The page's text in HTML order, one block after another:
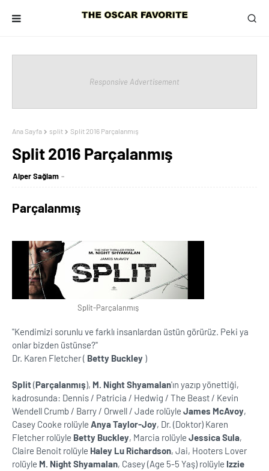
Responsive Advertisement
Ana Sayfa split Split 2016 Parçalanmış
Split 2016 Parçalanmış
Alper Sağlam
Parçalanmış
Split-Parçalanmış
''Kendimizi sorunlu ve farklı insanlardan üstün görürüz. Peki ya
onlar bizden üstünse?''
Dr. Karen Fletcher ( Betty Buckley )
Split(Parçalanmış), M. Night Shyamalan'ın yazıp yönettiği,
kadrosunda: Dennis / Patricia / Hedwig / The Beast / Kevin
Wendell Crumb / Barry / Orwell / Jade rolüyle James McAvoy,
Casey Cooke rolüyle Anya Taylor-Joy, Dr. (Doktor) Karen
Fletcher rolüyle Betty Buckley, Marcia rolüyle Jessica Sula,
Claire Benoit rolüyle Haley Lu Richardson, Jai, Hooters Lover
rolüyle M. Night Shyamalan, Casey (Age 5-5 Yaş) rolüyle Izzie